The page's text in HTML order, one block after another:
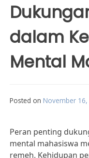
dalam
Mental
Posted on November
Peran penting
mental mahasiswa
remeh. Kehidupan